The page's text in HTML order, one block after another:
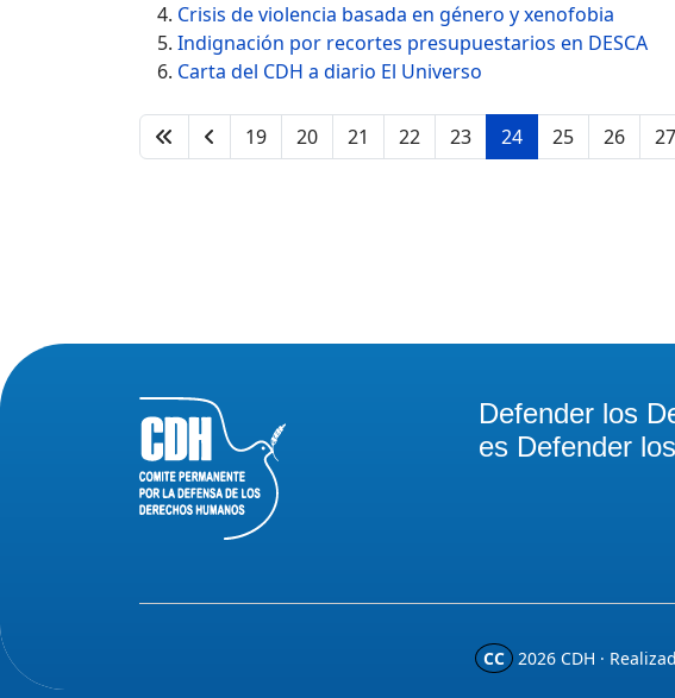
Crisis de violencia basada en género y xenofobia
Indignación por recortes presupuestarios en DESCA
Carta del CDH a diario El Universo
19 20 21 22 23 24 25 26 27
Defender los
es Defender
CC 2026 CDH ·